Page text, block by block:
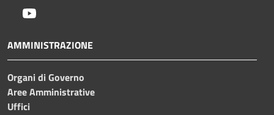
AMMINISTRAZIONE
Organi di Governo
Aree Amministrative
Uffici